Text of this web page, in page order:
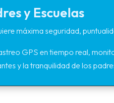
y Escuelas
máxima seguridad,
GPS en tiempo real,
y la tranquilidad de los